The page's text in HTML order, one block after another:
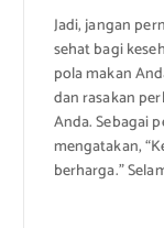
Jadi, jangan
sehat bagi
pola makan
dan rasakan
Anda. Sebagai
mengatakan,
berharga.”